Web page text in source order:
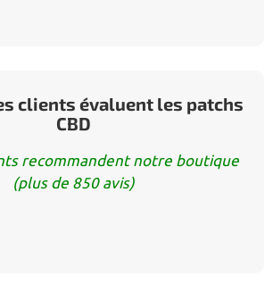
clients évaluent les patchs
CBD
recommandent notre boutique
(plus de 850 avis)